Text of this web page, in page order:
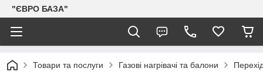
"ЄВРО БАЗА"
Товари та послуги Газові нагрівачі та балони